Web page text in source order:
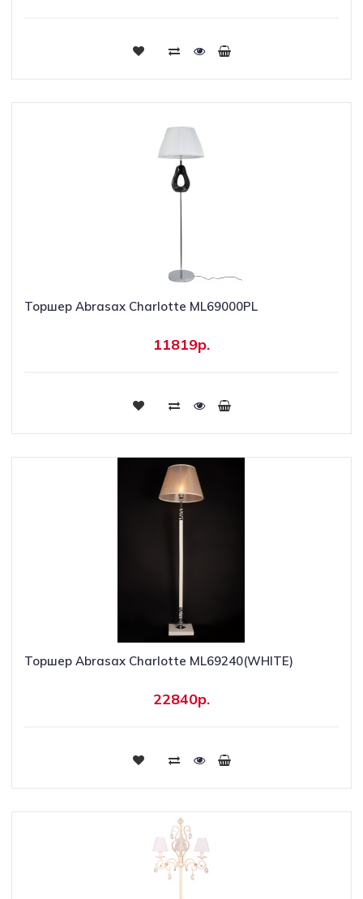
Купить
Торшер Abrasax Charlotte ML69000PL
11819р.
Купить
Торшер Abrasax Charlotte ML69240(WHITE)
22840р.
Купить